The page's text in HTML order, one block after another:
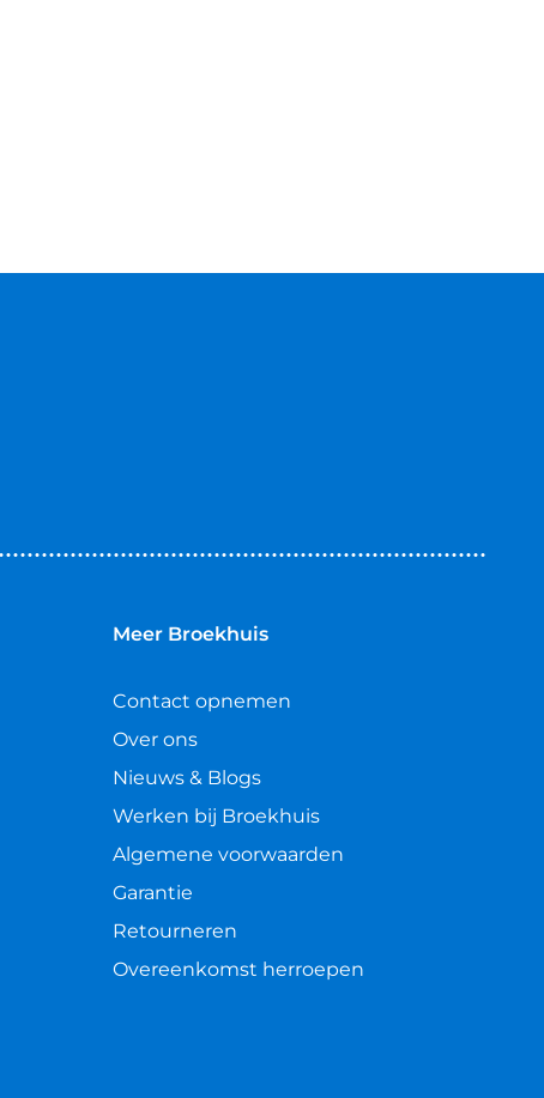
Meer Broekhuis
Contact opnemen
Over ons
Nieuws & Blogs
Werken bij Broekhuis
Algemene voorwaarden
Garantie
Retourneren
Overeenkomst herroepen